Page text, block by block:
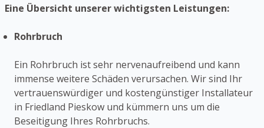
Eine Übersicht unserer wichtigsten Leistungen:
Rohrbruch
Ein Rohrbruch ist sehr nervenaufreibend und kann
immense weitere Schäden verursachen. Wir sind Ihr
vertrauenswürdiger und kostengünstiger Installateur
in Friedland Pieskow und kümmern uns um die
Beseitigung Ihres Rohrbruchs.